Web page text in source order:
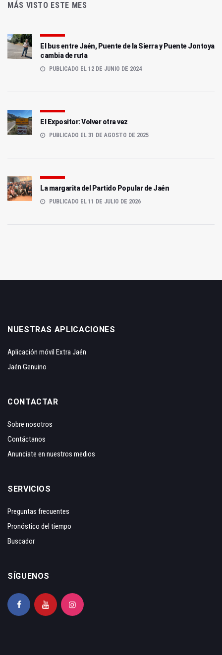
MÁS VISTO ESTE MES
El bus entre Jaén, Puente de la Sierra y Puente Jontoya
cambia de ruta
PUBLICADO EL 12 DE JUNIO DE 2024
El Expositor: Volver otra vez
PUBLICADO EL 31 DE AGOSTO DE 2025
La margarita del Partido Popular de Jaén
PUBLICADO EL 11 DE JULIO DE 2026
NUESTRAS APLICACIONES
Aplicación móvil Extra Jaén
Jaén Genuino
CONTACTAR
Sobre nosotros
Contáctanos
Anunciate en nuestros medios
SERVICIOS
Preguntas frecuentes
Pronóstico del tiempo
Buscador
SÍGUENOS